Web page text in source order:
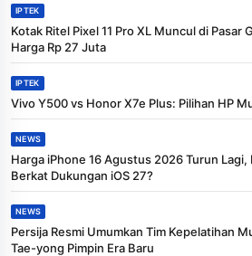
IPTEK
Kotak Ritel Pixel 11 Pro XL Muncul di Pasar
Harga Rp 27 Juta
IPTEK
Vivo Y500 vs Honor X7e Plus: Pilihan HP
NEWS
Harga iPhone 16 Agustus 2026 Turun Lagi,
Berkat Dukungan iOS 27?
NEWS
Persija Resmi Umumkan Tim Kepelatihan
Tae-yong Pimpin Era Baru